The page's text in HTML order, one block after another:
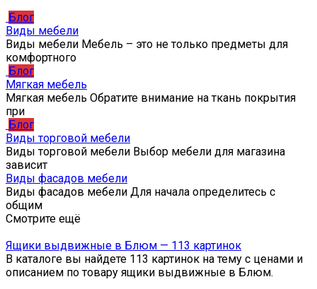
Блог
Виды мебели
Виды мебели Мебель – это не только предметы для
комфортного
Блог
Мягкая мебель
Мягкая мебель Обратите внимание на ткань покрытия
при
Блог
Виды торговой мебели
Виды торговой мебели Выбор мебели для магазина
зависит
Виды фасадов мебели
Виды фасадов мебели Для начала определитесь с
общим
Смотрите ещё
Ящики выдвижные в Блюм — 113 картинок
В каталоге вы найдете 113 картинок на тему с ценами и
описанием по товару ящики выдвижные в Блюм.